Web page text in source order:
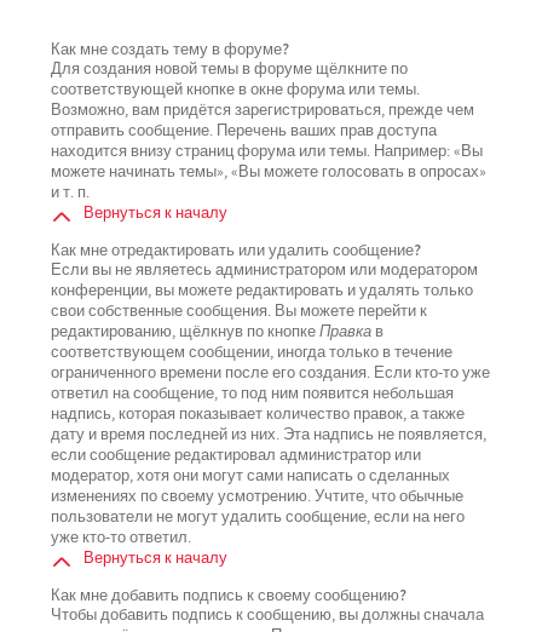
Как мне создать тему в форуме?
Для создания новой темы в форуме щёлкните по
соответствующей кнопке в окне форума или темы.
Возможно, вам придётся зарегистрироваться, прежде чем
отправить сообщение. Перечень ваших прав доступа
находится внизу страниц форума или темы. Например: «Вы
можете начинать темы», «Вы можете голосовать в опросах»
и т. п.
Вернуться к началу
Как мне отредактировать или удалить сообщение?
Если вы не являетесь администратором или модератором
конференции, вы можете редактировать и удалять только
свои собственные сообщения. Вы можете перейти к
редактированию, щёлкнув по кнопкеПравкав
соответствующем сообщении, иногда только в течение
ограниченного времени после его создания. Если кто-то уже
ответил на сообщение, то под ним появится небольшая
надпись, которая показывает количество правок, а также
дату и время последней из них. Эта надпись не появляется,
если сообщение редактировал администратор или
модератор, хотя они могут сами написать о сделанных
изменениях по своему усмотрению. Учтите, что обычные
пользователи не могут удалить сообщение, если на него
уже кто-то ответил.
Вернуться к началу
Как мне добавить подпись к своему сообщению?
Чтобы добавить подпись к сообщению, вы должны сначала